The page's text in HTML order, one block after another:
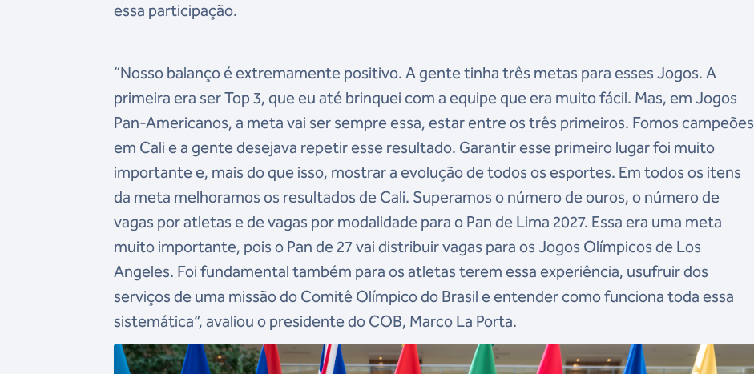
essa participação.
“Nosso balanço é extremamente positivo. A gente tinha três metas para esses Jogos. A
primeira era ser Top 3, que eu até brinquei com a equipe que era muito fácil. Mas, em Jogos
Pan-Americanos, a meta vai ser sempre essa, estar entre os três primeiros. Fomos campeões
em Cali e a gente desejava repetir esse resultado. Garantir esse primeiro lugar foi muito
importante e, mais do que isso, mostrar a evolução de todos os esportes. Em todos os itens
da meta melhoramos os resultados de Cali. Superamos o número de ouros, o número de
vagas por atletas e de vagas por modalidade para o Pan de Lima 2027. Essa era uma meta
muito importante, pois o Pan de 27 vai distribuir vagas para os Jogos Olímpicos de Los
Angeles. Foi fundamental também para os atletas terem essa experiência, usufruir dos
serviços de uma missão do Comitê Olímpico do Brasil e entender como funciona toda essa
sistemática”, avaliou o presidente do COB, Marco La Porta.